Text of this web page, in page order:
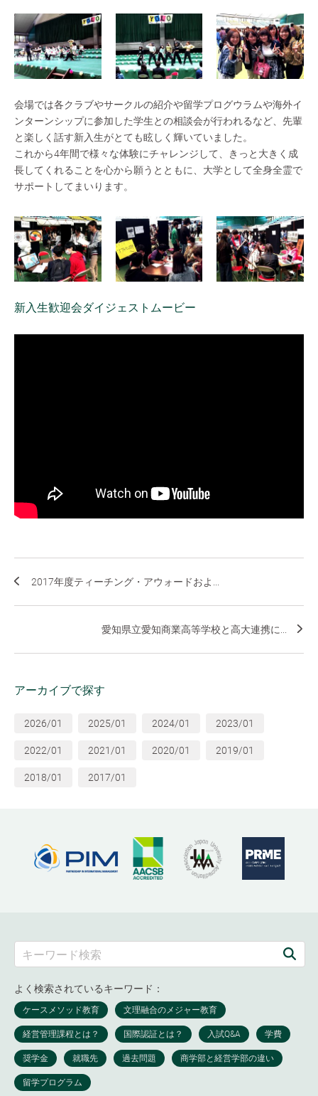
会場では各クラブやサークルの紹介や留学プログウラムや海外イ
ンターンシップに参加した学生との相談会が行われるなど、先輩
と楽しく話す新入生がとても眩しく輝いていました。
これから4年間で様々な体験にチャレンジして、きっと大きく成
長してくれることを心から願うとともに、大学として全身全霊で
サポートしてまいります。
新入生歓迎会ダイジェストムービー
2017年度ティーチング・アウォードおよ...
愛知県立愛知商業高等学校と高大連携に...
アーカイブで探す
2026/01 2025/01 2024/01 2023/01
2022/01 2021/01 2020/01 2019/01
2018/01 2017/01
よく検索されているキーワード：